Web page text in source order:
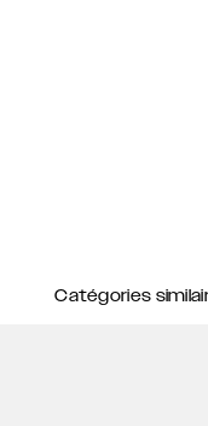
Catégories